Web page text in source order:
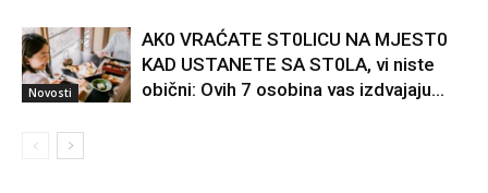
Novosti
AK0 VRAĆATE ST0LlCU NA MJEST0
KAD USTANETE SA ST0LA, vi niste
obični: Ovih 7 osobina vas izdvajaju…